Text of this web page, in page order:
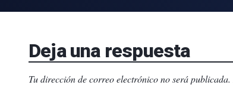
Deja una respuesta
Tu dirección de correo electrónico no será publicada.